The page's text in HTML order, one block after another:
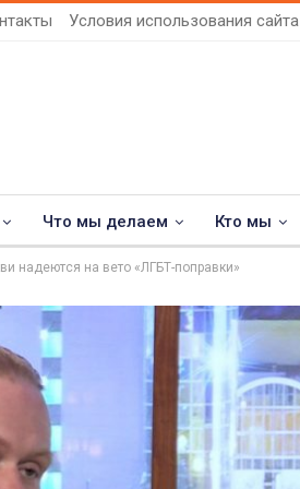
Условия использования сайта
Что мы делаем Кто мы
надеются на вето «ЛГБТ-поправки»